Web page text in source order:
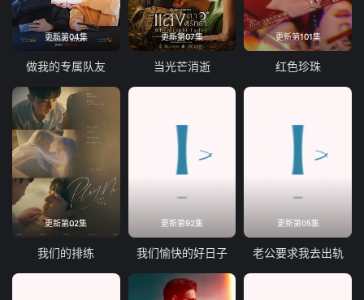
更新第04集
做我的专属队友
更新第07集
当光芒消逝
更新第101集
红色珍珠
更新第02集
我们的排练
更新第92集
我们愉快的好日子
更新第05集
老公要求我去出轨